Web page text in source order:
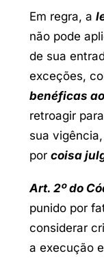
Em regra, a
não pode
de sua
exceções,
benéficas
retroagir
sua
por coisa
Art. 2º do
punido por
considerar
a execução